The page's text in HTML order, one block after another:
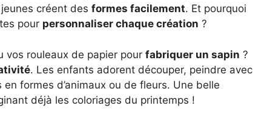
créent des formes facilement. Et pourquoi
pour personnaliser chaque création ?
vos rouleaux de papier pour fabriquer un sapin ?
. Les enfants adorent découper, peindre avec
formes d’animaux ou de fleurs. Une belle
déjà les coloriages du printemps !